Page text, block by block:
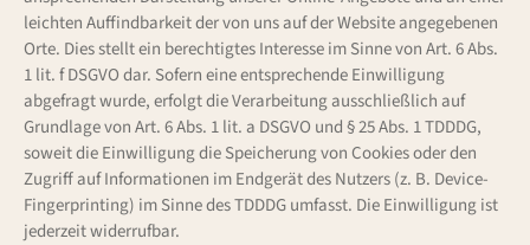
leichten Auffindbarkeit der von uns auf der Website angegebenen
Orte. Dies stellt ein berechtigtes Interesse im Sinne von Art. 6 Abs.
1 lit. f DSGVO dar. Sofern eine entsprechende Einwilligung
abgefragt wurde, erfolgt die Verarbeitung ausschließlich auf
Grundlage von Art. 6 Abs. 1 lit. a DSGVO und § 25 Abs. 1 TDDDG,
soweit die Einwilligung die Speicherung von Cookies oder den
Zugriff auf Informationen im Endgerät des Nutzers (z. B. Device-
Fingerprinting) im Sinne des TDDDG umfasst. Die Einwilligung ist
jederzeit widerrufbar.